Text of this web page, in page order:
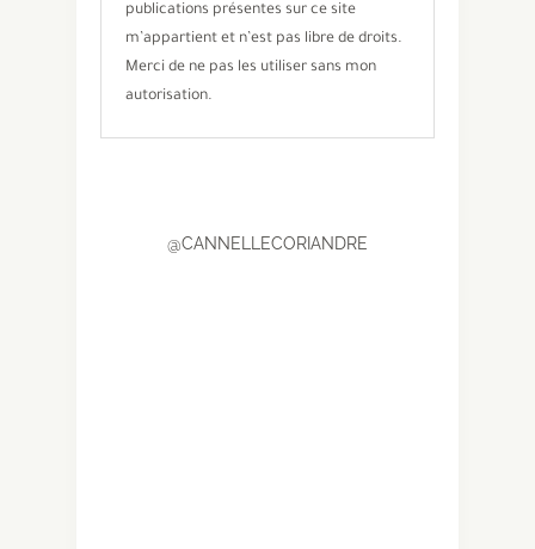
publications présentes sur ce site
m’appartient et n’est pas libre de droits.
Merci de ne pas les utiliser sans mon
autorisation.
@CANNELLECORIANDRE